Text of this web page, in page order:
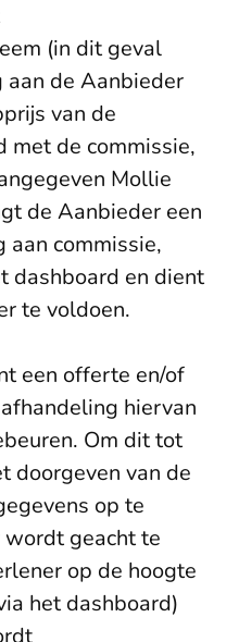
(in dit geval
de Aanbieder
van de
met de commissie,
Mollie
de Aanbieder een
aan commissie,
dashboard en dient
te voldoen.
een offerte en/of
hiervan
Om dit tot
doorgeven van de
op te
geacht te
op de hoogte
het dashboard)